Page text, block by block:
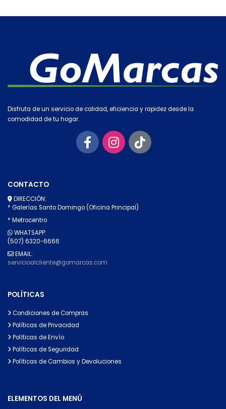
Disfruta de un servicio de calidad, eficiencia y rapidez desde la
comodidad de tu hogar.
CONTACTO
DIRECCIÓN:
* Galerías Santo Domingo (Oficina Principal)
* Metrocentro
WHATSAPP:
(507) 6320-6666
EMAIL:
servicioalcliente@gomarcas.com
POLÍTICAS
Condiciones de Compras
Políticas de Privacidad
Políticas de Envío
Políticas de Seguridad
Políticas de Cambios y Devoluciones
ELEMENTOS DEL MENÚ